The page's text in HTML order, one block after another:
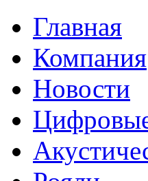
Главная
Компания
Новости